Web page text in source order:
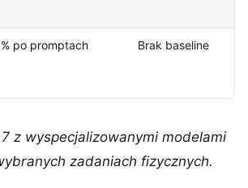
po promptach Brak baseline
z wyspecjalizowanymi modelami
zadaniach fizycznych.